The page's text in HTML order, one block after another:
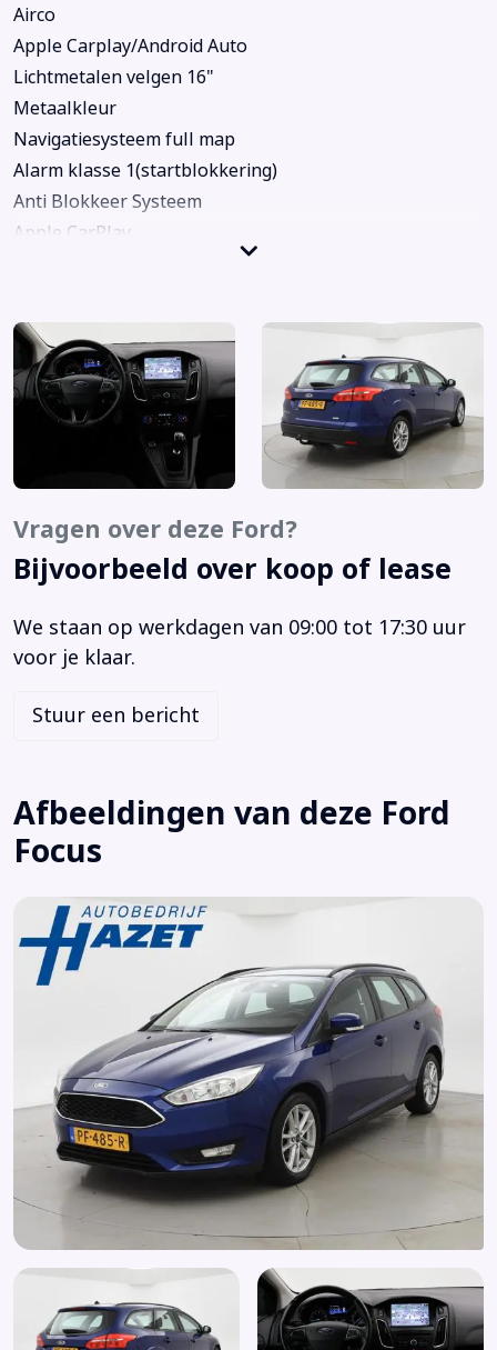
Airco
Apple Carplay/Android Auto
Lichtmetalen velgen 16"
Metaalkleur
Navigatiesysteem full map
Alarm klasse 1(startblokkering)
Anti Blokkeer Systeem
Apple CarPlay
Bestuurdersairbag
Bestuurdersstoel in hoogte verstelbaar
Bluetooth telefoonvoorbereiding
Boordcomputer
Buitenspiegels elektrisch inklapbaar
Buitenspiegels elektrisch verstelbaar
Buitenspiegels verwarmbaar
Centrale deurvergrendeling met afstandsbediening
Elektrische ramen achter
Elektrische ramen voor
Elektronisch Stabiliteits Programma
Hoofd airbag(s) voor
Lederen stuurwiel en versnellingspook
Multimedia-voorbereiding
Parkeersensor achter
Passagiersairbag
Spraakbediening
Start/stop systeem
Stuur verstelbaar
Trekhaak
Verwarmde voorruit
Zij airbag(s) voor
Vragen over deze Ford?
Bijvoorbeeld over koop of lease
We staan op werkdagen van 09:00 tot 17:30 uur
voor je klaar.
Stuur een bericht
Afbeeldingen van deze Ford
Focus